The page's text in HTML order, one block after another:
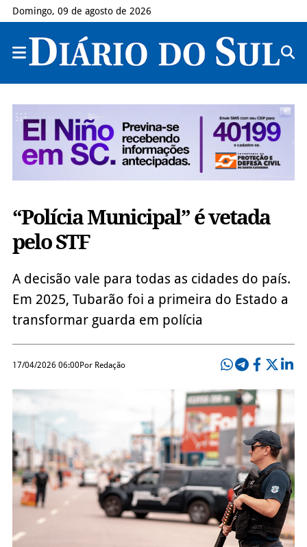
Domingo, 09 de agosto de 2026
“Polícia Municipal” é vetada
pelo STF
A decisão vale para todas as cidades do país.
Em 2025, Tubarão foi a primeira do Estado a
transformar guarda em polícia
17/04/2026 06:00Por Redação